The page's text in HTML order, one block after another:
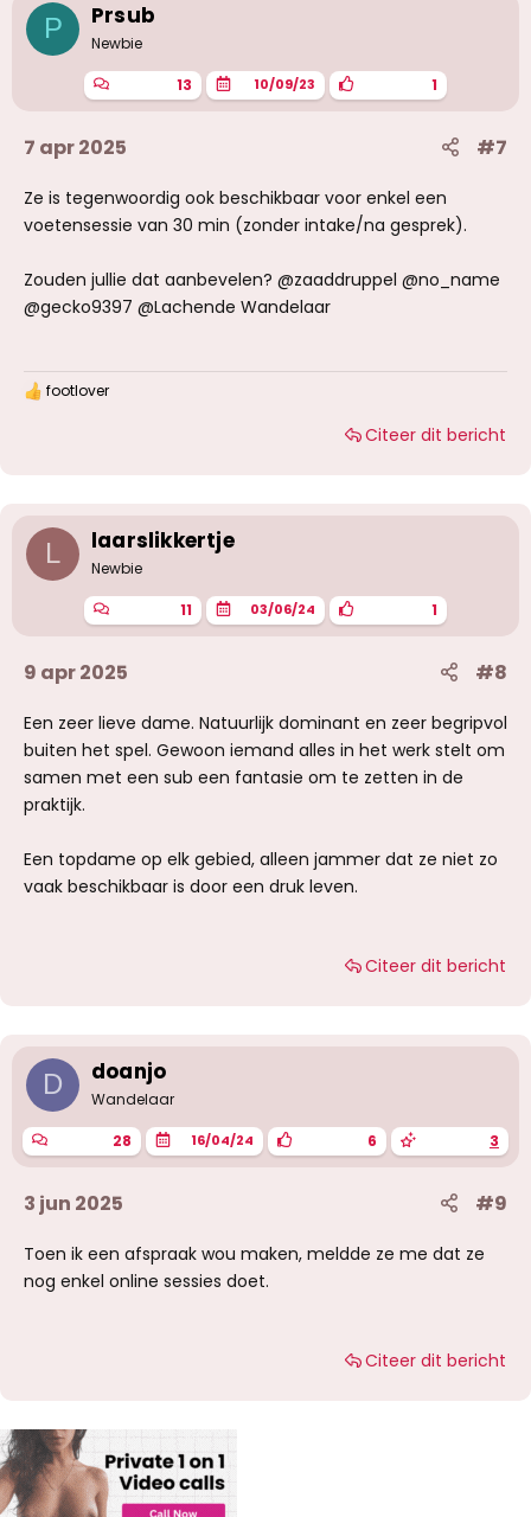
n
g
P Prsub
Newbie
13 10/09/23 1
7 apr 2025 #7
Ze is tegenwoordig ook beschikbaar voor enkel een
voetensessie van 30 min (zonder intake/na gesprek).
Zouden jullie dat aanbevelen? @zaaddruppel @no_name
@gecko9397 @Lachende Wandelaar
W
n
g
footlover
Citeer dit bericht
L laarslikkertje
Newbie
11 03/06/24 1
9 apr 2025 #8
Een zeer lieve dame. Natuurlijk dominant en zeer begripvol
buiten het spel. Gewoon iemand alles in het werk stelt om
samen met een sub een fantasie om te zetten in de
praktijk.
Een topdame op elk gebied, alleen jammer dat ze niet zo
vaak beschikbaar is door een druk leven.
Citeer dit bericht
D doanjo
Wandelaar
28 16/04/24 6 3
3 jun 2025 #9
Toen ik een afspraak wou maken, meldde ze me dat ze
nog enkel online sessies doet.
Citeer dit bericht